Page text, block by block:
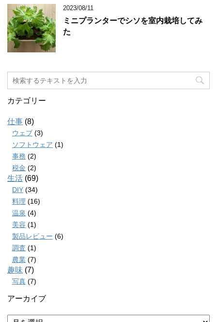
2023/08/11
ミニプランターでシソを室内栽培してみ
た
カテゴリー
仕事 (8)
ウェブ (3)
ソフトウェア (1)
事務 (2)
税金 (2)
生活 (69)
DIY (34)
料理 (16)
温泉 (4)
美容 (1)
製品レビュー (6)
調査 (1)
農業 (7)
趣味 (7)
写真 (7)
アーカイブ
ア